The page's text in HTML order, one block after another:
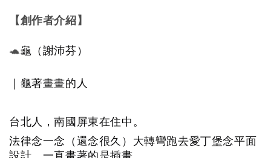
【創作者介紹】
🐢龜（謝沛芬）
｜龜著畫畫的人
台北人，南國屏東在住中。
法律念一念（還念很久）大轉彎跑去愛丁堡念平面
設計，一直畫著的是插畫。